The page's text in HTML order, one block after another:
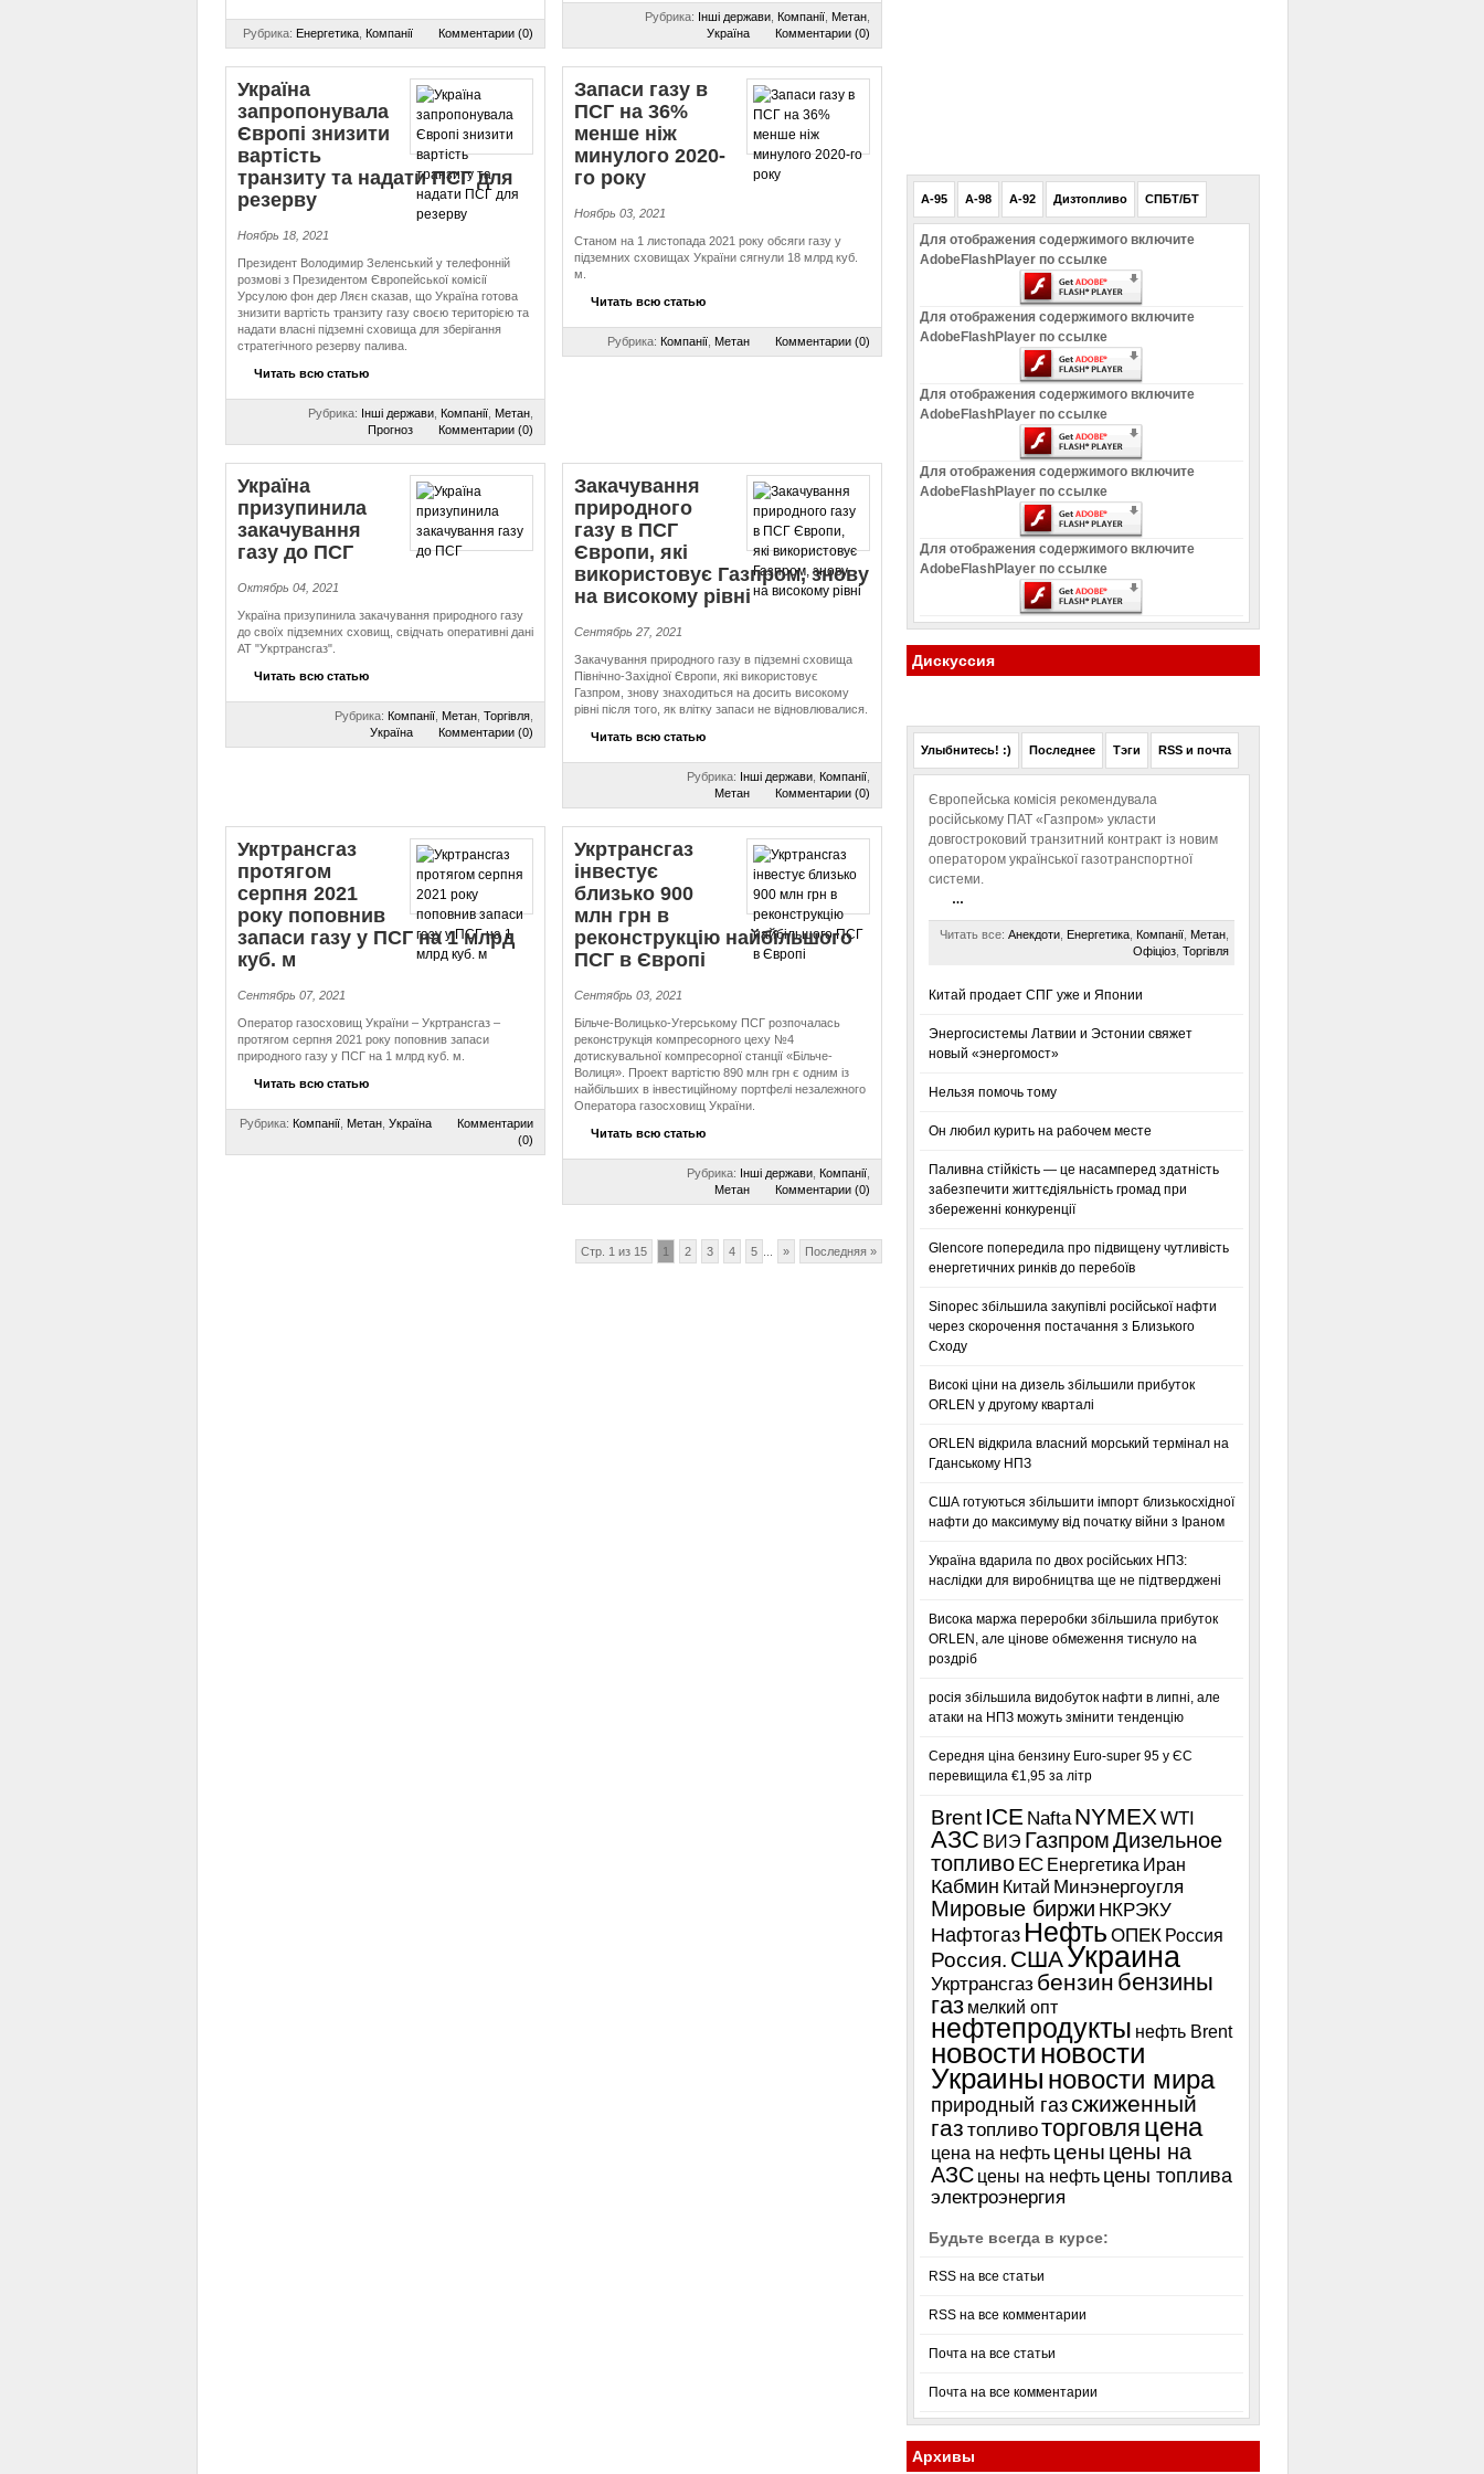
Рубрика: Енергетика, Компанії Комментарии (0)
Рубрика: Інші держави, Компанії, Метан,
Україна
Комментарии (0)
Україна
запропонувала
Європі знизити
вартість
транзиту та надати ПСГ для
резерву
Ноябрь 18, 2021
Президент Володимир Зеленський у телефонній
розмові з Президентом Європейської комісії
Урсулою фон дер Ляєн сказав, що Україна готова
знизити вартість транзиту газу своєю територією та
надати власні підземні сховища для зберігання
стратегічного резерву палива.
Читать всю статью
Рубрика: Інші держави, Компанії, Метан,
Прогноз
Комментарии (0)
Запаси газу в
ПСГ на 36%
менше ніж
минулого 2020-
го року
Ноябрь 03, 2021
Станом на 1 листопада 2021 року обсяги газу у
підземних сховищах України сягнули 18 млрд куб.
м.
Читать всю статью
Рубрика: Компанії, Метан Комментарии (0)
Україна
призупинила
закачування
газу до ПСГ
Октябрь 04, 2021
Україна призупинила закачування природного газу
до своїх підземних сховищ, свідчать оперативні дані
АТ "Укртрансгаз".
Читать всю статью
Рубрика: Компанії, Метан, Торгівля,
Україна
Комментарии (0)
Закачування
природного
газу в ПСГ
Європи, які
використовує Газпром, знову
на високому рівні
Сентябрь 27, 2021
Закачування природного газу в підземні сховища
Північно-Західної Європи, які використовує
Газпром, знову знаходиться на досить високому
рівні після того, як влітку запаси не відновлювалися.
Читать всю статью
Рубрика: Інші держави, Компанії,
Метан
Комментарии (0)
Укртрансгаз
протягом
серпня 2021
року поповнив
запаси газу у ПСГ на 1 млрд
куб. м
Сентябрь 07, 2021
Оператор газосховищ України – Укртрансгаз –
протягом серпня 2021 року поповнив запаси
природного газу у ПСГ на 1 млрд куб. м.
Читать всю статью
Рубрика: Компанії, Метан, Україна
Комментарии
(0)
Укртрансгаз
інвестує
близько 900
млн грн в
реконструкцію найбільшого
ПСГ в Європі
Сентябрь 03, 2021
Більче-Волицько-Угерському ПСГ розпочалась
реконструкція компресорного цеху №4
дотискувальної компресорної станції «Більче-
Волиця». Проект вартістю 890 млн грн є одним із
найбільших в інвестиційному портфелі незалежного
Оператора газосховищ України.
Читать всю статью
Рубрика: Інші держави, Компанії,
Метан
Комментарии (0)
Стр. 1 из 15 1 2 3 4 5 » Последняя »
A-95 A-98 A-92 Дизтопливо СПБТ/БТ
Для отображения содержимого включите
AdobeFlashPlayer по ссылке
Для отображения содержимого включите
AdobeFlashPlayer по ссылке
Для отображения содержимого включите
AdobeFlashPlayer по ссылке
Для отображения содержимого включите
AdobeFlashPlayer по ссылке
Для отображения содержимого включите
AdobeFlashPlayer по ссылке
Дискуссия
Улыбнитесь! :) Последнее Тэги RSS и почта
Європейська комісія рекомендувала
російському ПАТ «Газпром» укласти
довгостроковий транзитний контракт із новим
оператором української газотранспортної
системи.
…
Читать все: Анекдоти, Енергетика, Компанії, Метан,
Офіціоз, Торгівля
Китай продает СПГ уже и Японии
Энергосистемы Латвии и Эстонии свяжет
новый «энергомост»
Нельзя помочь тому
Он любил курить на рабочем месте
Паливна стійкість — це насамперед здатність
забезпечити життєдіяльність громад при
збереженні конкуренції
Glencore попередила про підвищену чутливість
енергетичних ринків до перебоїв
Sinopec збільшила закупівлі російської нафти
через скорочення постачання з Близького
Сходу
Високі ціни на дизель збільшили прибуток
ORLEN у другому кварталі
ORLEN відкрила власний морський термінал на
Гданському НПЗ
США готуються збільшити імпорт близькосхідної
нафти до максимуму від початку війни з Іраном
Україна вдарила по двох російських НПЗ:
наслідки для виробництва ще не підтверджені
Висока маржа переробки збільшила прибуток
ORLEN, але цінове обмеження тиснуло на
роздріб
росія збільшила видобуток нафти в липні, але
атаки на НПЗ можуть змінити тенденцію
Середня ціна бензину Euro-super 95 у ЄС
перевищила €1,95 за літр
Brent ICE Nafta NYMEXWTI
АЗС ВИЭ ГазпромДизельное
топливо ЕС Енергетика Иран
Кабмин Китай Минэнергоугля
Мировые биржи НКРЭКУ
Нафтогаз Нефть ОПЕК Россия
Россия. СШАУкраина
Укртрансгаз бензин бензины
газ мелкий опт
нефтепродукты нефть Brent
новости новости
Украины новости мира
природный газсжиженный
газ топливоторговля цена
цена на нефть цены цены на
АЗС цены на нефть цены топлива
электроэнергия
Будьте всегда в курсе:
RSS на все статьи
RSS на все комментарии
Почта на все статьи
Почта на все комментарии
Архивы